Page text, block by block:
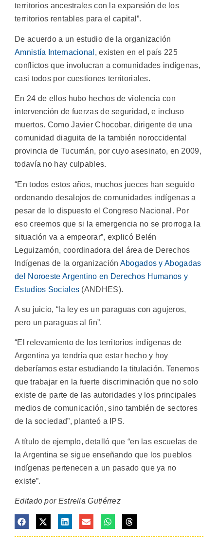
territorios ancestrales con la expansión de los
territorios rentables para el capital”.
De acuerdo a un estudio de la organización
Amnistía Internacional , existen en el país 225
conflictos que involucran a comunidades indígenas,
casi todos por cuestiones territoriales.
En 24 de ellos hubo hechos de violencia con
intervención de fuerzas de seguridad, e incluso
muertos. Como Javier Chocobar, dirigente de una
comunidad diaguita de la también noroccidental
provincia de Tucumán, por cuyo asesinato, en 2009,
todavía no hay culpables.
“En todos estos años, muchos jueces han seguido
ordenando desalojos de comunidades indígenas a
pesar de lo dispuesto el Congreso Nacional. Por
eso creemos que si la emergencia no se prorroga la
situación va a empeorar”, explicó Belén
Leguizamón, coordinadora del área de Derechos
Indígenas de la organización Abogados y Abogadas
del Noroeste Argentino en Derechos Humanos y
Estudios Sociales (ANDHES).
A su juicio, “la ley es un paraguas con agujeros,
pero un paraguas al fin”.
“El relevamiento de los territorios indígenas de
Argentina ya tendría que estar hecho y hoy
deberíamos estar estudiando la titulación. Tenemos
que trabajar en la fuerte discriminación que no solo
existe de parte de las autoridades y los principales
medios de comunicación, sino también de sectores
de la sociedad”, planteó a IPS.
A título de ejemplo, detalló que “en las escuelas de
la Argentina se sigue enseñando que los pueblos
indígenas pertenecen a un pasado que ya no
existe”.
Editado por Estrella Gutiérrez